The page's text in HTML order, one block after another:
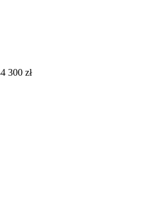
300 zł